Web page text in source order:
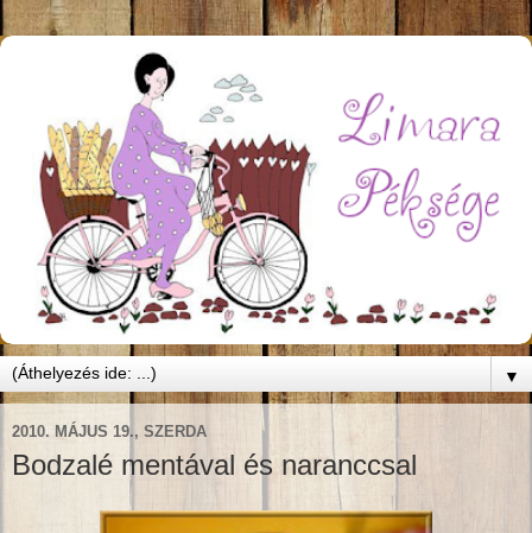
▼
2010. MÁJUS 19., SZERDA
Bodzalé mentával és naranccsal